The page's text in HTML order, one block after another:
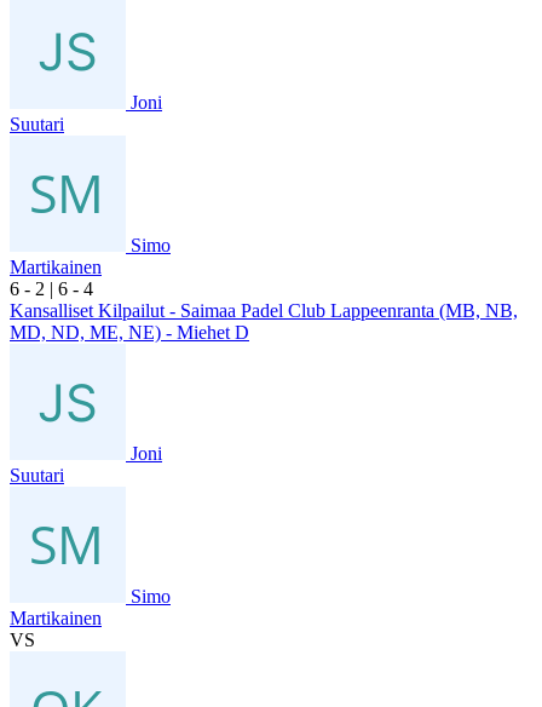
Joni
Suutari
Simo
Martikainen
6 - 2 | 6 - 4
Kansalliset Kilpailut - Saimaa Padel Club Lappeenranta (MB, NB,
MD, ND, ME, NE) - Miehet D
Joni
Suutari
Simo
Martikainen
VS